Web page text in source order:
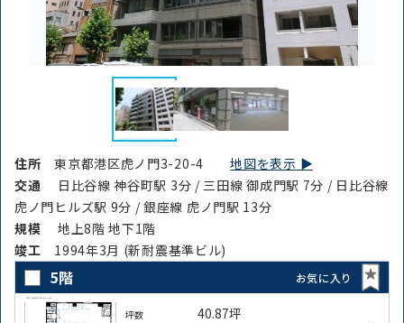
住所東京都港区虎ノ門3-20-4地図を表示 ▶︎
交通
日比谷線 神谷町駅 3分 / 三田線 御成門駅 7分 / 日比谷線
虎ノ門ヒルズ駅 9分 / 銀座線 虎ノ門駅 13分
規模
地上8階 地下1階
竣⼯ 1994年3月 (新耐震基準ビル)
5階 お気に入り
坪数 40.87坪